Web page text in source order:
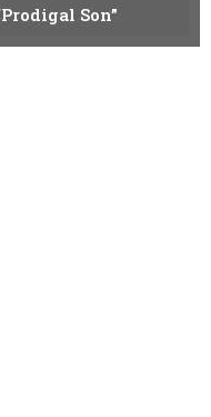
Son”